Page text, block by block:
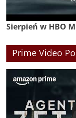
Sierpień w HBO
Prime Video